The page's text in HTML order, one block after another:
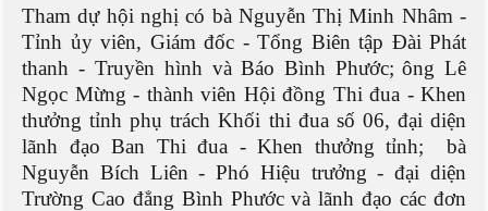
Tham dự hội nghị có bà Nguyễn Thị Minh Nhâm -
Tỉnh ủy viên, Giám đốc - Tổng Biên tập Đài Phát
thanh - Truyền hình và Báo Bình Phước; ông Lê
Ngọc Mừng - thành viên Hội đồng Thi đua - Khen
thưởng tỉnh phụ trách Khối thi đua số 06, đại diện
lãnh đạo Ban Thi đua - Khen thưởng tỉnh; bà
Nguyễn Bích Liên - Phó Hiệu trưởng -đại diện
Trường Cao đẳng Bình Phước và lãnh đạo các đơn